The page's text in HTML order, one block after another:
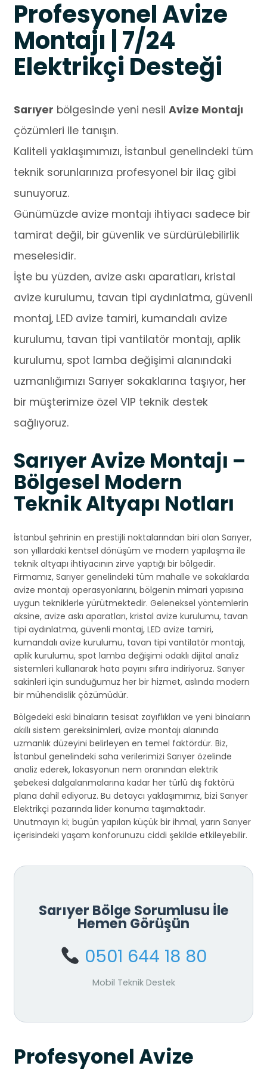
Profesyonel Avize
Montajı | 7/24
Elektrikçi Desteği
Sarıyer bölgesinde yeni nesil Avize Montajı
çözümleri ile tanışın.
Kaliteli yaklaşımımızı, İstanbul genelindeki tüm
teknik sorunlarınıza profesyonel bir ilaç gibi
sunuyoruz.
Günümüzde avize montajı ihtiyacı sadece bir
tamirat değil, bir güvenlik ve sürdürülebilirlik
meselesidir.
İşte bu yüzden, avize askı aparatları, kristal
avize kurulumu, tavan tipi aydınlatma, güvenli
montaj, LED avize tamiri, kumandalı avize
kurulumu, tavan tipi vantilatör montajı, aplik
kurulumu, spot lamba değişimi alanındaki
uzmanlığımızı Sarıyer sokaklarına taşıyor, her
bir müşterimize özel VIP teknik destek
sağlıyoruz.
Sarıyer Avize Montajı –
Bölgesel Modern
Teknik Altyapı Notları
İstanbul şehrinin en prestijli noktalarından biri olan Sarıyer,
son yıllardaki kentsel dönüşüm ve modern yapılaşma ile
teknik altyapı ihtiyacının zirve yaptığı bir bölgedir.
Firmamız, Sarıyer genelindeki tüm mahalle ve sokaklarda
avize montajı operasyonlarını, bölgenin mimari yapısına
uygun tekniklerle yürütmektedir. Geleneksel yöntemlerin
aksine, avize askı aparatları, kristal avize kurulumu, tavan
tipi aydınlatma, güvenli montaj, LED avize tamiri,
kumandalı avize kurulumu, tavan tipi vantilatör montajı,
aplik kurulumu, spot lamba değişimi odaklı dijital analiz
sistemleri kullanarak hata payını sıfıra indiriyoruz. Sarıyer
sakinleri için sunduğumuz her bir hizmet, aslında modern
bir mühendislik çözümüdür.
Bölgedeki eski binaların tesisat zayıflıkları ve yeni binaların
akıllı sistem gereksinimleri, avize montajı alanında
uzmanlık düzeyini belirleyen en temel faktördür. Biz,
İstanbul genelindeki saha verilerimizi Sarıyer özelinde
analiz ederek, lokasyonun nem oranından elektrik
şebekesi dalgalanmalarına kadar her türlü dış faktörü
plana dahil ediyoruz. Bu detaycı yaklaşımımız, bizi Sarıyer
Elektrikçi pazarında lider konuma taşımaktadır.
Unutmayın ki; bugün yapılan küçük bir ihmal, yarın Sarıyer
içerisindeki yaşam konforunuzu ciddi şekilde etkileyebilir.
Sarıyer Bölge Sorumlusu İle
Hemen Görüşün
0501 644 18 80
Mobil Teknik Destek
Profesyonel Avize